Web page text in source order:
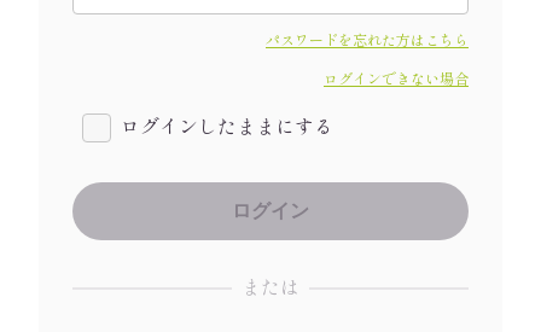
パスワードを忘れた方はこちら
ログインできない場合
ログインしたままにする
または